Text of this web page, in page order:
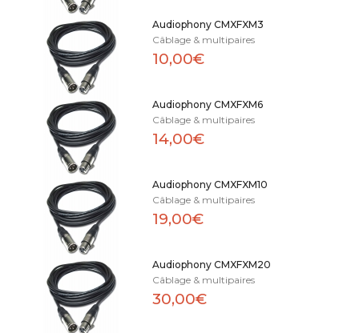
Audiophony CMXFXM3
Câblage & multipaires
10,00€
Audiophony CMXFXM6
Câblage & multipaires
14,00€
Audiophony CMXFXM10
Câblage & multipaires
19,00€
Audiophony CMXFXM20
Câblage & multipaires
30,00€